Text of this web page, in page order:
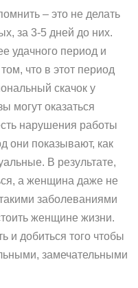
– это не делать
за 3-5 дней до них.
удачного период и
что в этот период
скачок у
могут оказаться
нарушения работы
они показывают, как
В результате,
а женщина даже не
заболеваниями
женщине жизни.
и добиться того чтобы
замечательными